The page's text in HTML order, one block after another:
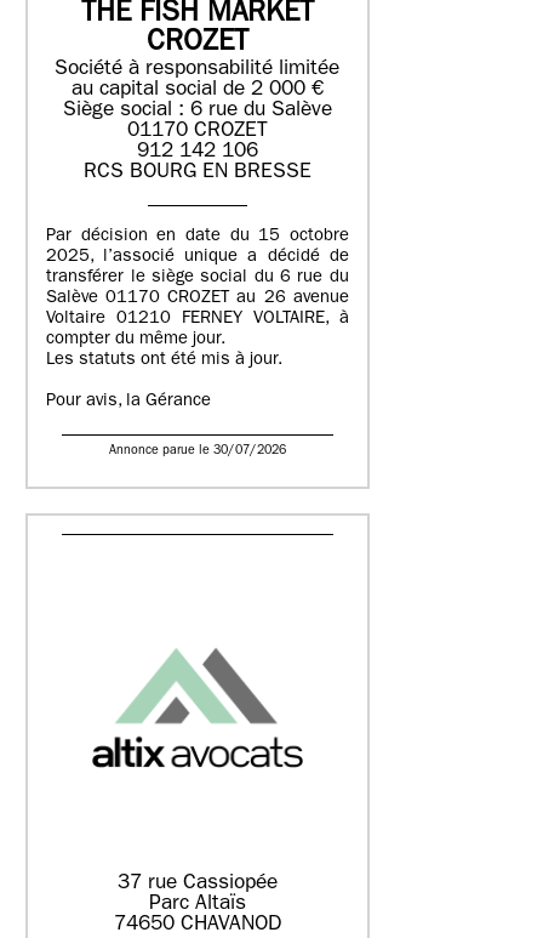
THE FISH MARKET
CROZET
Société à responsabilité limitée
au capital social de 2 000 €
Siège social : 6 rue du Salève
01170 CROZET
912 142 106
RCS BOURG EN BRESSE
Par décision en date du 15 octobre
2025, l’associé unique a décidé de
transférer le siège social du 6 rue du
Salève 01170 CROZET au 26 avenue
Voltaire 01210 FERNEY VOLTAIRE, à
compter du même jour.
Les statuts ont été mis à jour.
Pour avis, la Gérance
Annonce parue le 30/07/2026
37 rue Cassiopée
Parc Altaïs
74650 CHAVANOD